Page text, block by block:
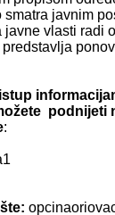
javnim
vlasti radi
podnijeti
: